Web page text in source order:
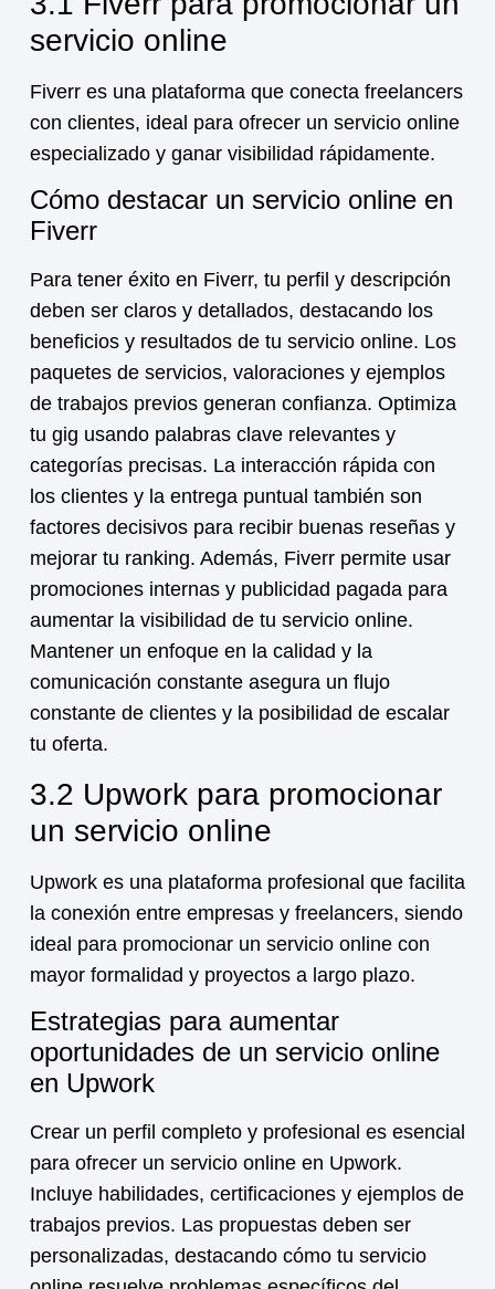
servicio online
Fiverr es una plataforma que conecta freelancers
con clientes, ideal para ofrecer un servicio online
especializado y ganar visibilidad rápidamente.
Cómo destacar un servicio online en
Fiverr
Para tener éxito en Fiverr, tu perfil y descripción
deben ser claros y detallados, destacando los
beneficios y resultados de tu servicio online. Los
paquetes de servicios, valoraciones y ejemplos
de trabajos previos generan confianza. Optimiza
tu gig usando palabras clave relevantes y
categorías precisas. La interacción rápida con
los clientes y la entrega puntual también son
factores decisivos para recibir buenas reseñas y
mejorar tu ranking. Además, Fiverr permite usar
promociones internas y publicidad pagada para
aumentar la visibilidad de tu servicio online.
Mantener un enfoque en la calidad y la
comunicación constante asegura un flujo
constante de clientes y la posibilidad de escalar
tu oferta.
3.2 Upwork para promocionar
un servicio online
Upwork es una plataforma profesional que facilita
la conexión entre empresas y freelancers, siendo
ideal para promocionar un servicio onlinecon
mayor formalidad y proyectos a largo plazo.
Estrategias para aumentar
oportunidades de un servicio online
en Upwork
Crear un perfil completo y profesional es esencial
para ofrecer un servicio onlineen Upwork.
Incluye habilidades, certificaciones y ejemplos de
trabajos previos. Las propuestas deben ser
personalizadas, destacando cómo tu servicio